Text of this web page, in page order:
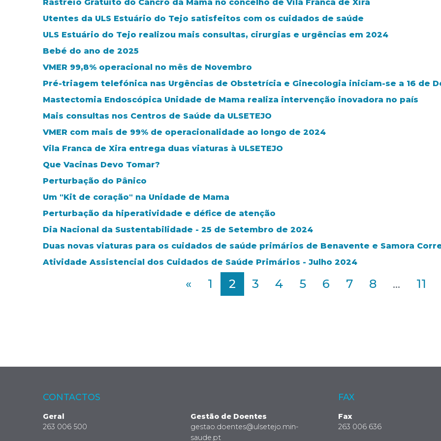
Rastreio Gratuito do Cancro da Mama no concelho de Vila Franca de Xira
Utentes da ULS Estuário do Tejo satisfeitos com os cuidados de saúde
ULS Estuário do Tejo realizou mais consultas, cirurgias e urgências em 2024
Bebé do ano de 2025
VMER 99,8% operacional no mês de Novembro
Pré-triagem telefónica nas Urgências de Obstetrícia e Ginecologia iniciam-se a 16 de
Mastectomia Endoscópica Unidade de Mama realiza intervenção inovadora no país
Mais consultas nos Centros de Saúde da ULSETEJO
VMER com mais de 99% de operacionalidade ao longo de 2024
Vila Franca de Xira entrega duas viaturas à ULSETEJO
Que Vacinas Devo Tomar?
Perturbação do Pânico
Um "Kit de coração" na Unidade de Mama
Perturbação da hiperatividade e défice de atenção
Dia Nacional da Sustentabilidade - 25 de Setembro de 2024
Duas novas viaturas para os cuidados de saúde primários de Benavente e Samora
Atividade Assistencial dos Cuidados de Saúde Primários - Julho 2024
« 1 2 3 4 5 6 7 8 ... 11
CONTACTOS
Geral
263 006 500
Gestão de Doentes
gestao.doentes@ulsetejo.min-
saude.pt
FAX
Fax
263 006 636